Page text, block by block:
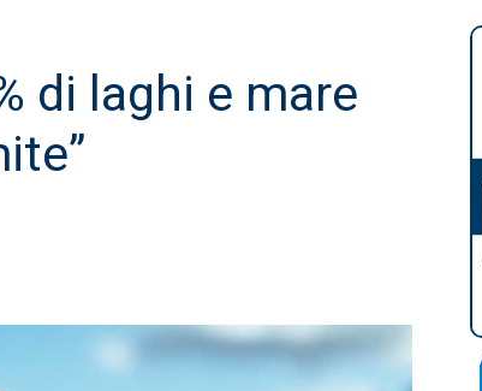
di laghi e mare